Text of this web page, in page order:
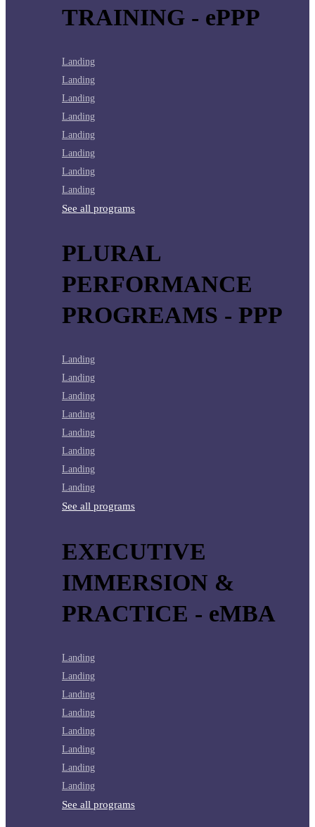
TRAINING - ePPP
Landing
Landing
Landing
Landing
Landing
Landing
Landing
Landing
See all programs
PLURAL
PERFORMANCE
PROGREAMS - PPP
Landing
Landing
Landing
Landing
Landing
Landing
Landing
Landing
See all programs
EXECUTIVE
IMMERSION &
PRACTICE - eMBA
Landing
Landing
Landing
Landing
Landing
Landing
Landing
Landing
See all programs